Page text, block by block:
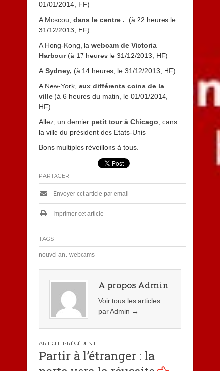
01/01/2014, HF)
A Moscou, dans le centre .
(à 22 heures le
31/12/2013, HF)
A Hong-Kong, la webcam de Victoria
Harbour (à 17 heures le 31/12/2013, HF)
A Sydney, (à 14 heures, le 31/12/2013, HF)
A New-York, aux différents coins de la
ville (à 6 heures du matin, le 01/01/2014,
HF)
Allez, un dernierpetit tour à Chicago dans
la ville du président des Etats-Unis
Bons multiples réveillons à tous.
PARTAGER
Envoyer cet article par email
Imprimer cet article
TAGS
nouvel an webcams
A propos Admin
Voir tous les articles
par Admin →
Navigation
de
Partir à l’étranger : la